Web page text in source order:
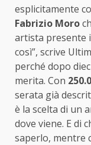
esplicitamente
Fabrizio Moro
artista presente
così”, scrive
perché dopo
merita. Con
serata già
è la scelta di un
dove viene. E di
saperlo, mentre